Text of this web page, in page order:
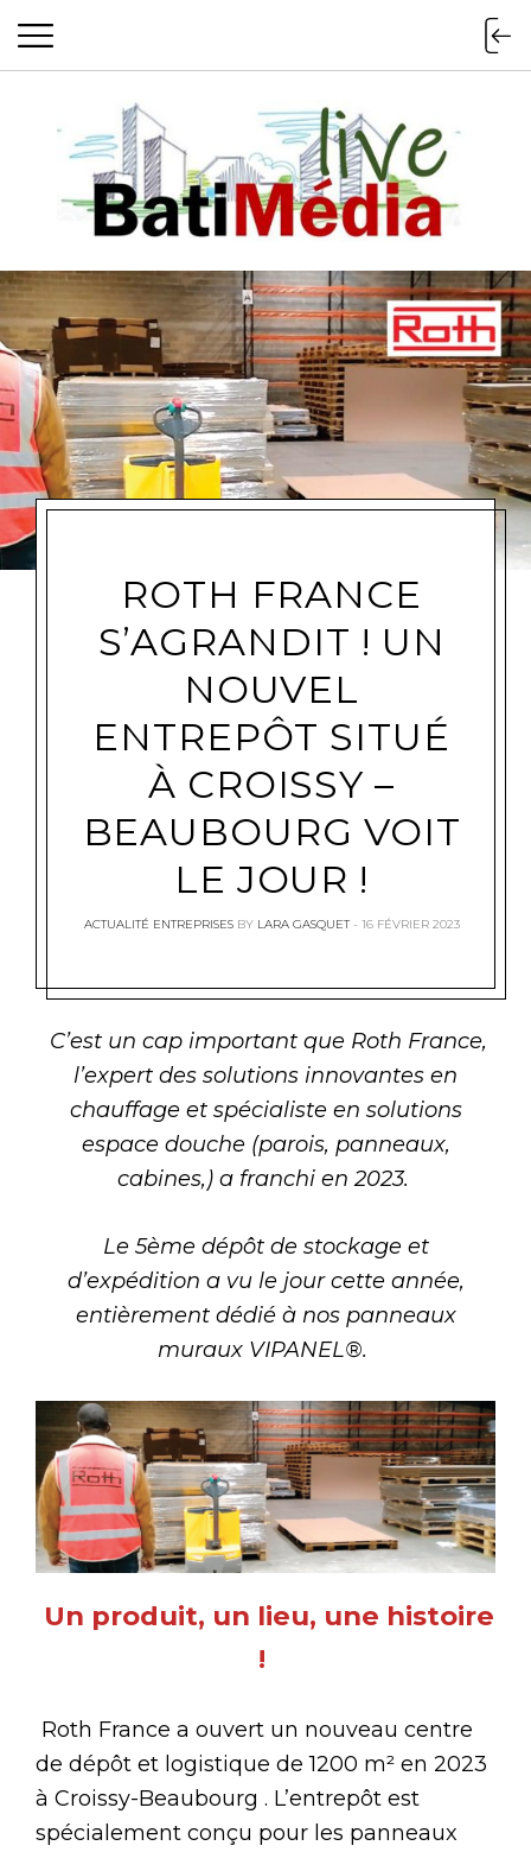
Batimedialive
ROTH FRANCE
S’AGRANDIT ! UN
NOUVEL
ENTREPÔT SITUÉ
À CROISSY –
BEAUBOURG VOIT
LE JOUR !
ACTUALITÉ ENTREPRISES BY LARA GASQUET 16 FÉVRIER 2023
C’est un cap important que Roth France,
l’expert des solutions innovantes en
chauffage et spécialiste en solutions
espace douche (parois, panneaux,
cabines,) a franchi en 2023.
Le 5ème dépôt de stockage et
d’expédition a vu le jour cette année,
entièrement dédié à nos panneaux
muraux VIPANEL®.
Un produit, un lieu, une histoire
!
Roth France a ouvert un nouveau centre
de dépôt et logistique de 1200 m² en 2023
à Croissy-Beaubourg . L’entrepôt est
spécialement conçu pour les panneaux